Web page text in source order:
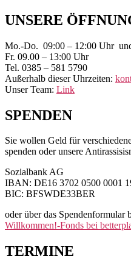
Primärer
Widgetbereich
UNSERE
Mo.-Do. 09:00 – 12:00 Uhr
Fr. 09.00 – 13:00 Uhr
Tel. 0385 – 581 5790
Außerhalb dieser Uhrzeiten:
Unser Team: Link
SPENDEN
Sie wollen Geld für
spenden oder unsere
Sozialbank AG
IBAN: DE16 3702 0500 0001
BIC: BFSWDE33BER
oder über das Spendenformular
Willkommen!-Fonds bei
TERMINE